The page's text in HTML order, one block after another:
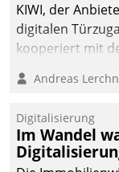
KIWI, der
digitalen
kooperiert mit
Andreas
Digitalisierung
Im Wandel